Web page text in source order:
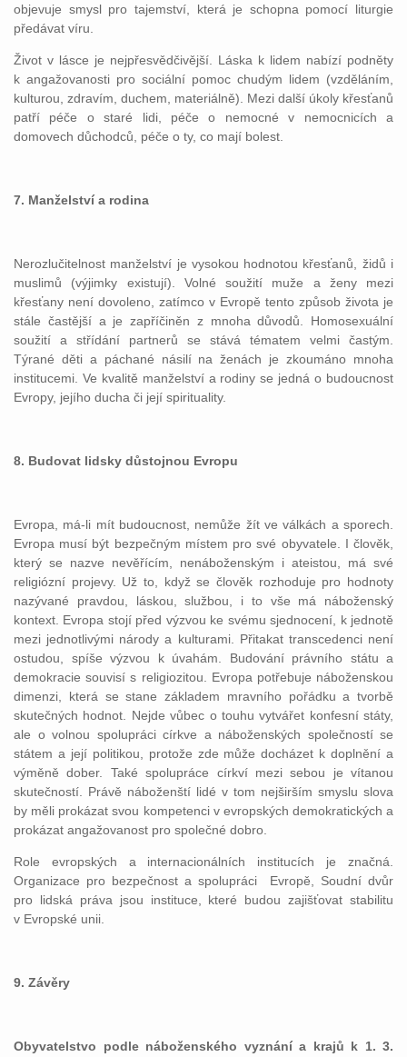
objevuje smysl pro tajemství, která je schopna pomocí liturgie
předávat víru.
Život v lásce je nejpřesvědčivější. Láska k lidem nabízí podněty
k angažovanosti pro sociální pomoc chudým lidem (vzděláním,
kulturou, zdravím, duchem, materiálně). Mezi další úkoly křesťanů
patří péče o staré lidi, péče o nemocné v nemocnicích a
domovech důchodců, péče o ty, co mají bolest.
7. Manželství a rodina
Nerozlučitelnost manželství je vysokou hodnotou křesťanů, židů i
muslimů (výjimky existují). Volné soužití muže a ženy mezi
křesťany není dovoleno, zatímco v Evropě tento způsob života je
stále častější a je zapříčiněn z mnoha důvodů. Homosexuální
soužití a střídání partnerů se stává tématem velmi častým.
Týrané děti a páchané násilí na ženách je zkoumáno mnoha
institucemi. Ve kvalitě manželství a rodiny se jedná o budoucnost
Evropy, jejího ducha či její spirituality.
8. Budovat lidsky důstojnou Evropu
Evropa, má-li mít budoucnost, nemůže žít ve válkách a sporech.
Evropa musí být bezpečným místem pro své obyvatele. I člověk,
který se nazve nevěřícím, nenáboženským i ateistou, má své
religiózní projevy. Už to, když se člověk rozhoduje pro hodnoty
nazývané pravdou, láskou, službou, i to vše má náboženský
kontext. Evropa stojí před výzvou ke svému sjednocení, k jednotě
mezi jednotlivými národy a kulturami. Přitakat transcedenci není
ostudou, spíše výzvou k úvahám. Budování právního státu a
demokracie souvisí s religiozitou. Evropa potřebuje náboženskou
dimenzi, která se stane základem mravního pořádku a tvorbě
skutečných hodnot. Nejde vůbec o touhu vytvářet konfesní státy,
ale o volnou spolupráci církve a náboženských společností se
státem a její politikou, protože zde může docházet k doplnění a
výměně dober. Také spolupráce církví mezi sebou je vítanou
skutečností. Právě náboženští lidé v tom nejširším smyslu slova
by měli prokázat svou kompetenci v evropských demokratických a
prokázat angažovanost pro společné dobro.
Role evropských a internacionálních institucích je značná.
Organizace pro bezpečnost a spolupráci
Evropě, Soudní dvůr
pro lidská práva jsou instituce, které budou zajišťovat stabilitu
v Evropské unii.
9. Závěry
Obyvatelstvo podle náboženského vyznání a krajů k 1. 3.